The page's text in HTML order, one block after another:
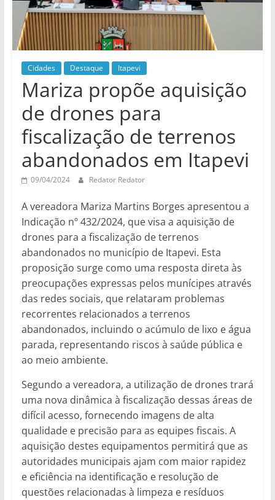
Cidades Destaque Itapevi
Mariza propõe aquisição
de drones para
fiscalização de terrenos
abandonados em Itapevi
09/04/2024 Redator Redator
A vereadora Mariza Martins Borges apresentou a
Indicação nº 432/2024, que visa a aquisição de
drones para a fiscalização de terrenos
abandonados no município de Itapevi. Esta
proposição surge como uma resposta direta às
preocupações expressas pelos munícipes através
das redes sociais, que relataram problemas
recorrentes relacionados a terrenos
abandonados, incluindo o acúmulo de lixo e água
parada, representando riscos à saúde pública e
ao meio ambiente.
Segundo a vereadora, a utilização de drones trará
uma nova dinâmica à fiscalização dessas áreas de
difícil acesso, fornecendo imagens de alta
qualidade e precisão para as equipes fiscais. A
aquisição destes equipamentos permitirá que as
autoridades municipais ajam com maior rapidez
e eficiência na identificação e resolução de
questões relacionadas à limpeza e resíduos